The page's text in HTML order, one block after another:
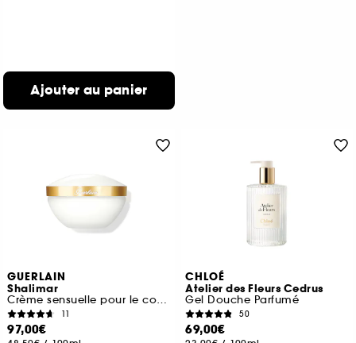
Ajouter au panier
GUERLAIN
Shalimar
Crème sensuelle pour le corps
11
97,00€
CHLOÉ
Atelier des Fleurs Cedrus
Gel Douche Parfumé
50
69,00€